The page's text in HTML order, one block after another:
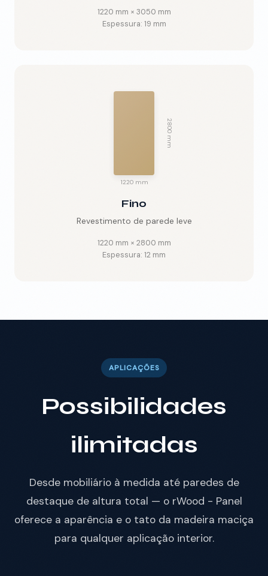
1220 mm × 3050 mm
Espessura: 19 mm
1220 mm
2800 mm
Fino
Revestimento de parede leve
1220 mm × 2800 mm
Espessura: 12 mm
APLICAÇÕES
Possibilidades
ilimitadas
Desde mobiliário à medida até paredes de
destaque de altura total — o rWood - Panel
oferece a aparência e o tato da madeira maciça
para qualquer aplicação interior.